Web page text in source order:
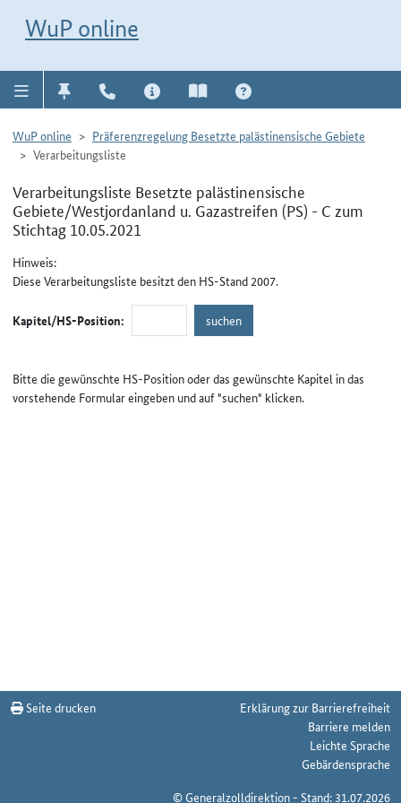
WuP online
WuP online
Präferenzregelung Besetzte palästinensische Gebiete
Verarbeitungsliste
Verarbeitungsliste Besetzte palästinensische
Gebiete/Westjordanland u. Gazastreifen (PS) - C zum
Stichtag 10.05.2021
Hinweis:
Diese Verarbeitungsliste besitzt den HS-Stand 2007.
Kapitel/HS-Position:
Bitte die gewünschte HS-Position oder das gewünschte Kapitel in das
vorstehende Formular eingeben und auf "suchen" klicken.
Seite drucken
Erklärung zur Barrierefreiheit
Barriere melden
Leichte Sprache
Gebärdensprache
© Generalzolldirektion - Stand: 31.07.2026